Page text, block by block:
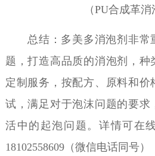
（PU合成革消
总结：多美多消泡剂非常
题，打造高品质的消泡剂，
定制服务，按配方、原料和价
试，满足对于泡沫问题的要求
活中的起泡问题。详情可在
18102558609（微信电话同号）